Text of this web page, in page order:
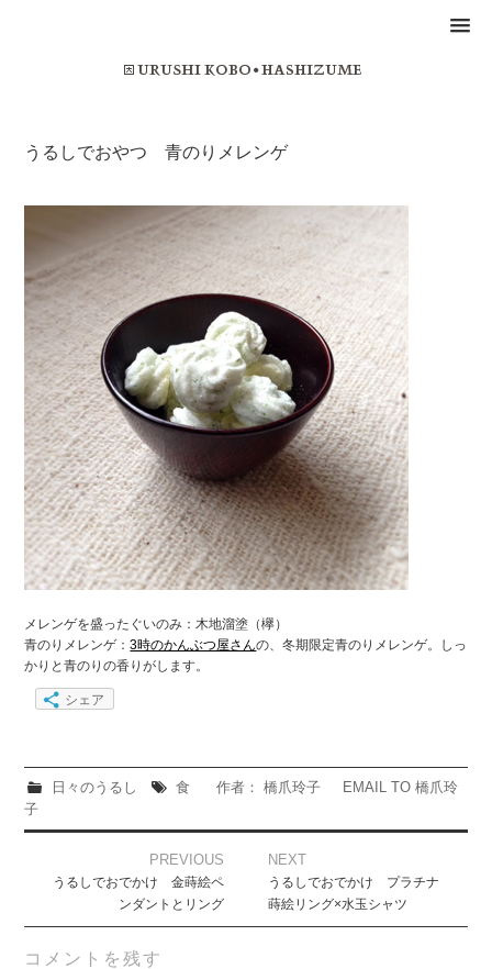
うるしでおやつ 青のりメレンゲ
メレンゲを盛ったぐいのみ：木地溜塗（欅）
青のりメレンゲ：3時のかんぶつ屋さんの、冬期限定青のりメレンゲ。しっ
かりと青のりの香りがします。
シェア
日々のうるし 食 作者： 橋爪玲子
EMAIL TO 橋爪玲
子
navigation
PREVIOUS
うるしでおでかけ 金蒔絵ペ
ンダントとリング
NEXT
うるしでおでかけ プラチナ
蒔絵リング×水玉シャツ
コメントを残す